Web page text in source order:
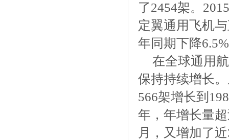
了2454架。
定翼通用飞机
年同期下降
在全球通用
保持持续增长
566架增长到
年，年增长量
月，又增加了